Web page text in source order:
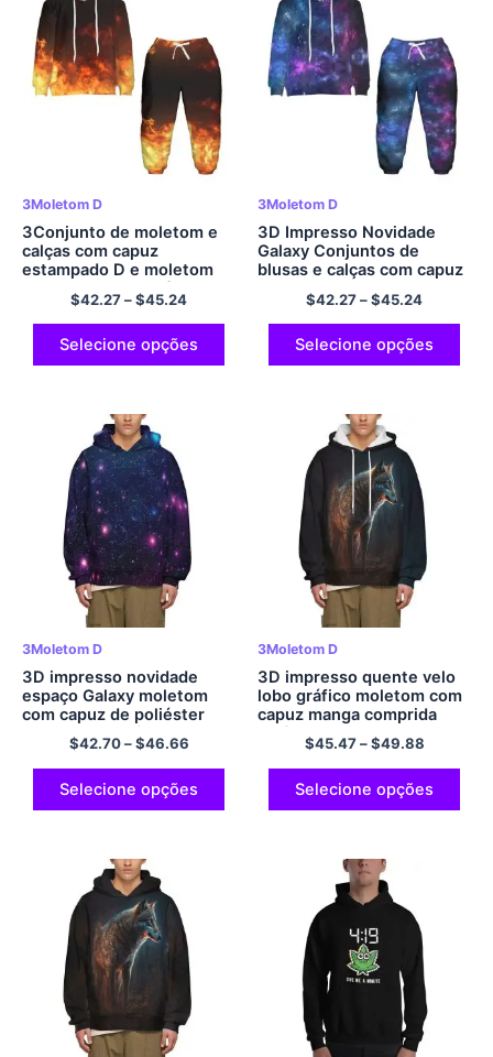
3Moletom D
3Conjunto de moletom e
calças com capuz
estampado D e moletom
com capuz de poliéster
confortável para crianças
$42.27–$45.24
Selecione opções
3Moletom D
3D Impresso Novidade
Galaxy Conjuntos de
blusas e calças com capuz
Universo para crianças
$42.27–$45.24
Selecione opções
3Moletom D
3D impresso novidade
espaço Galaxy moletom
com capuz de poliéster
com capuz pulôver com
bolso para homens e
mulheres
$42.70–$46.66
Selecione opções
3Moletom D
3D impresso quente velo
lobo gráfico moletom com
capuz manga comprida
pulôver com capuz
$45.47–$49.88
Selecione opções